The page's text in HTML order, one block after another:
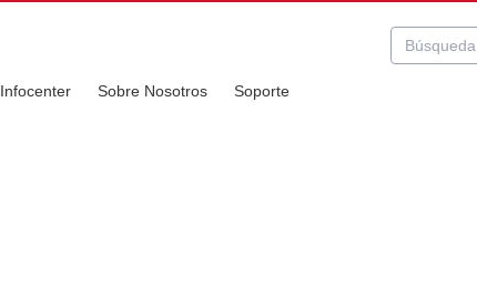
Infocenter Sobre Nosotros Soporte